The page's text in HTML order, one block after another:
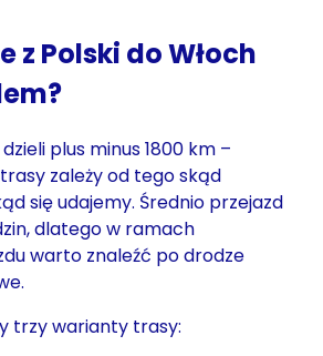
z Polski do Włoch
plus minus 1800 km –
trasy zależy od tego skąd
się udajemy. Średnio przejazd
dlatego w ramach
warto znaleźć po drodze
trzy warianty trasy: